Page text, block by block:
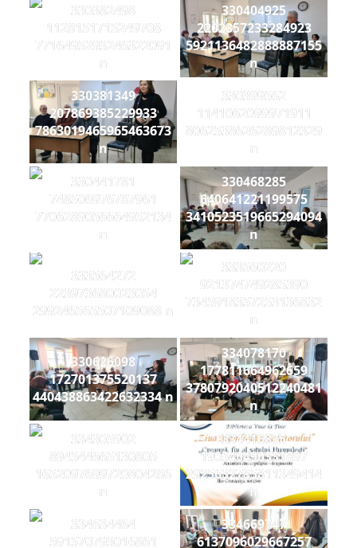
330382498
1128151715249708
7716495293246322091
n
330404925
2202357233284923
5921136482888887155
n
330381349
207869385229933
7863019465965463673
n
330399562
1141062099971911
8062538626289812329
n
330441781
748506976787961
7706289056664952134
n
330468285
640641221199575
3410523519665294094
n
333564272
223973680023054
299246565507109088 n
333560220
921374749285390
7345918357253136832
n
330626098
172701375520137
440438863422632334 n
334078170
177811664962659
3780792040512240481
n
334305902
894544665130805
1652097699720804286
n
334416875
190540490331897
2925632785811349414
n
334634464
591570793016861
334669747
6137096029667257